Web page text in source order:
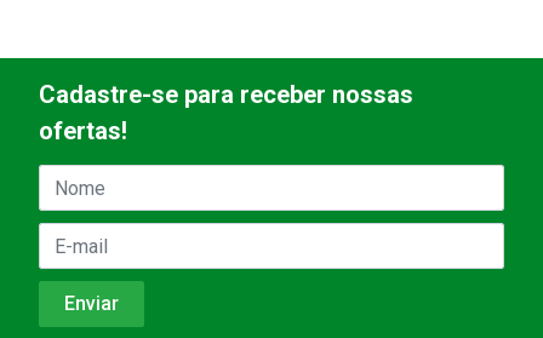
Cadastre-se para receber nossas
ofertas!